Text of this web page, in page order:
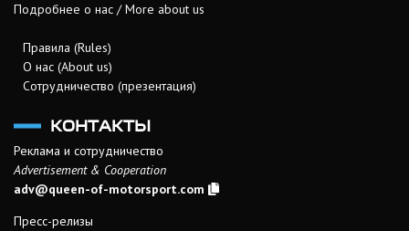
Подробнее о нас / More about us
Правила (Rules)
О нас (About us)
Сотрудничество (презентация)
КОНТАКТЫ
Реклама и сотрудничество
Advertisement & Cooperation
adv@queen-of-motorsport.com
Пресс-релизы